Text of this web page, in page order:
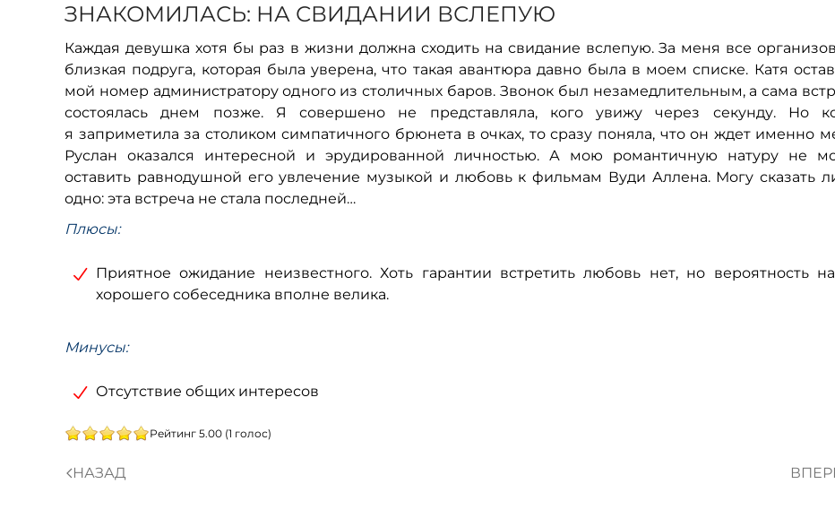
ЗНАКОМИЛАСЬ: НА СВИДАНИИ ВСЛЕПУЮ
Каждая девушка хотя бы раз в жизни должна сходить на свидание вслепую. За меня все
близкая подруга, которая была уверена, что такая авантюра давно была в моем списке. Катя
мой номер администратору одного из столичных баров. Звонок был незамедлительным, а сама
состоялась днем позже. Я совершено не представляла, кого увижу через секунду. Но
я заприметила за столиком симпатичного брюнета в очках, то сразу поняла, что он ждет именно
Руслан оказался интересной и эрудированной личностью. А мою романтичную натуру не
оставить равнодушной его увлечение музыкой и любовь к фильмам Вуди Аллена. Могу сказать
одно: эта встреча не стала последней…
Плюсы:
Приятное ожидание неизвестного. Хоть гарантии встретить любовь нет, но вероятность
хорошего собеседника вполне велика.
Минусы:
Отсутствие общих интересов
Рейтинг 5.00 (1 голос)
НАЗАД